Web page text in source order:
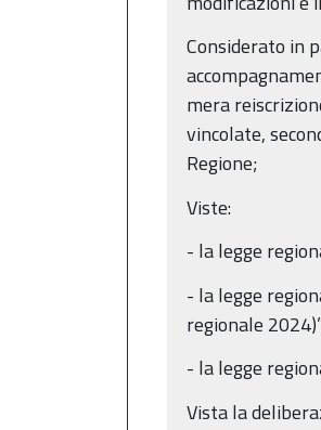
Considerato in
mera
vincolate,
Regione;
Viste:
- la legge
- la legge
regionale
- la legge
Vista la